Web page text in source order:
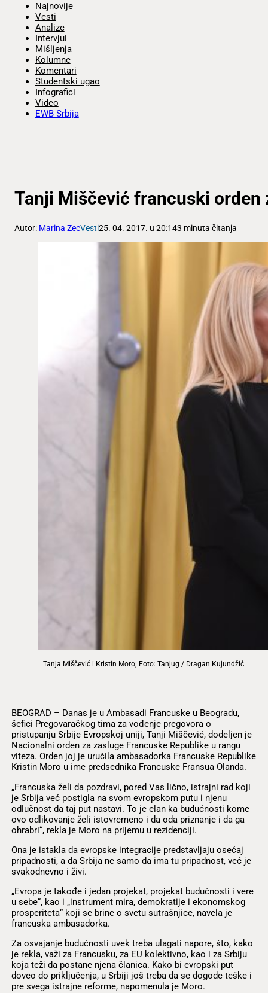
Najnovije
Vesti
Analize
Intervjui
Mišljenja
Kolumne
Komentari
Studentski ugao
Infografici
Video
EWB Srbija
Tanji Miščević francuski orden
Autor: Marina ZecVesti25. 04. 2017. u 20:143 minuta čitanja
Tanja Miščević i Kristin Moro; Foto: Tanjug / Dragan Kujundžić
BEOGRAD – Danas je u Ambasadi Francuske u Beogradu,
šefici Pregovaračkog tima za vođenje pregovora o
pristupanju Srbije Evropskoj uniji, Tanji Miščević, dodeljen je
Nacionalni orden za zasluge Francuske Republike u rangu
viteza. Orden joj je uručila ambasadorka Francuske Republike
Kristin Moro u ime predsednika Francuske Fransua Olanda.
„Francuska želi da pozdravi, pored Vas lično, istrajni rad koji
je Srbija već postigla na svom evropskom putu i njenu
odlučnost da taj put nastavi. To je elan ka budućnosti kome
ovo odlikovanje želi istovremeno i da oda priznanje i da ga
ohrabri“, rekla je Moro na prijemu u rezidenciji.
Ona je istakla da evropske integracije predstavljaju osećaj
pripadnosti, a da Srbija ne samo da ima tu pripadnost, već je
svakodnevno i živi.
„Evropa je takođe i jedan projekat, projekat budućnosti i vere
u sebe“, kao i „instrument mira, demokratije i ekonomskog
prosperiteta“ koji se brine o svetu sutrašnjice, navela je
francuska ambasadorka.
Za osvajanje budućnosti uvek treba ulagati napore, što, kako
je rekla, važi za Francusku, za EU kolektivno, kao i za Srbiju
koja teži da postane njena članica. Kako bi evropski put
doveo do priključenja, u Srbiji još treba da se dogode teške i
pre svega istrajne reforme, napomenula je Moro.